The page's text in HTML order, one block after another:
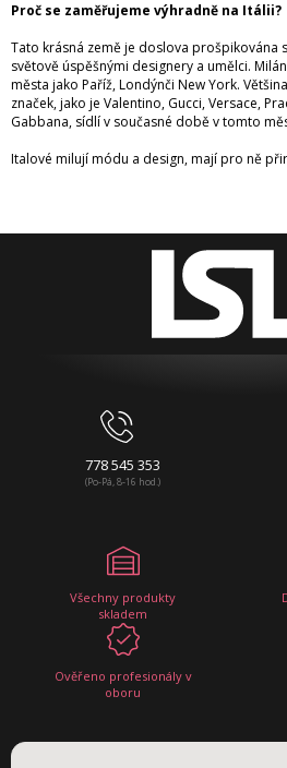
Proč se zaměřujeme výhradně na Itálii?
Tato krásná země je doslova prošpikována
světově úspěšnými designery a umělci.
města jako Paříž, Londýnči New York.
značek, jako je Valentino, Gucci, Versace,
Gabbana, sídlí v současné době v tomto
Italové milují módu a design, mají pro ně
778 545 353
(Po-Pá, 8-16 hod.)
Všechny produkty
skladem
Ověřeno profesionály v
oboru